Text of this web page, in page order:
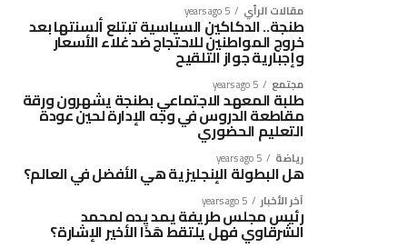
مقالات الرأي 5 years ago
طنجة.. الدكاكين السياسية تبتلع ألسنتها بعد
خروج المواطنين للاحتجاج ضد غلاء الأسعار
وإجبارية جواز التلقيح
مجتمع 5 years ago
طلبة المعهد الاجتماعي بطنجة يشهرون ورقة
مقاطعة الدروس في وجه الإدارة لحين عودة
التعليم الحضوري
رياضة 5 years ago
هل البطولة الإنجليزية هي الأفضل في العالم؟
آخر الأخبار 5 years ago
رئيس مجلس طريفة يمد يده لمحمد
الشرقاوي فهل يلتقط هَذَا الأخير الإشارة؟